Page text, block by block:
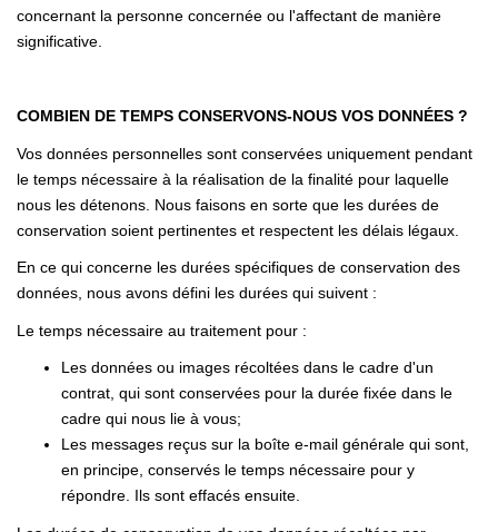
concernant la personne concernée ou l'affectant de manière
significative.
COMBIEN DE TEMPS CONSERVONS-NOUS VOS DONNÉES ?
Vos données personnelles sont conservées uniquement pendant
le temps nécessaire à la réalisation de la finalité pour laquelle
nous les détenons. Nous faisons en sorte que les durées de
conservation soient pertinentes et respectent les délais légaux.
En ce qui concerne les durées spécifiques de conservation des
données, nous avons défini les durées qui suivent :
Le temps nécessaire au traitement pour :
Les données ou images récoltées dans le cadre d'un
contrat, qui sont conservées pour la durée fixée dans le
cadre qui nous lie à vous;
Les messages reçus sur la boîte e-mail générale qui sont,
en principe, conservés le temps nécessaire pour y
répondre. Ils sont effacés ensuite.